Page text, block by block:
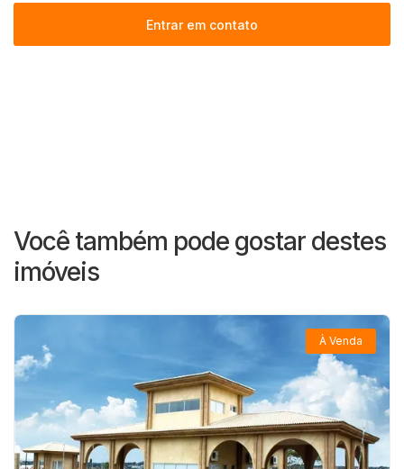
Entrar em contato
Você também pode gostar destes
imóveis
À Venda